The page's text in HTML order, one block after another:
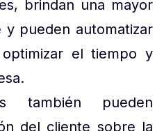
brindan una mayor
y pueden automatizar
el tiempo y
también pueden
del cliente sobre la